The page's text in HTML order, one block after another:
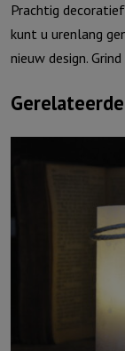
Prachtig
kunt u urenlang
nieuw design.